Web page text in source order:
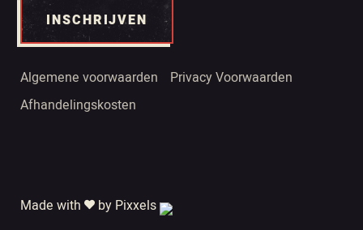
INSCHRIJVEN
Algemene voorwaarden
Privacy Voorwaarden
Afhandelingskosten
Made with by Pixxels